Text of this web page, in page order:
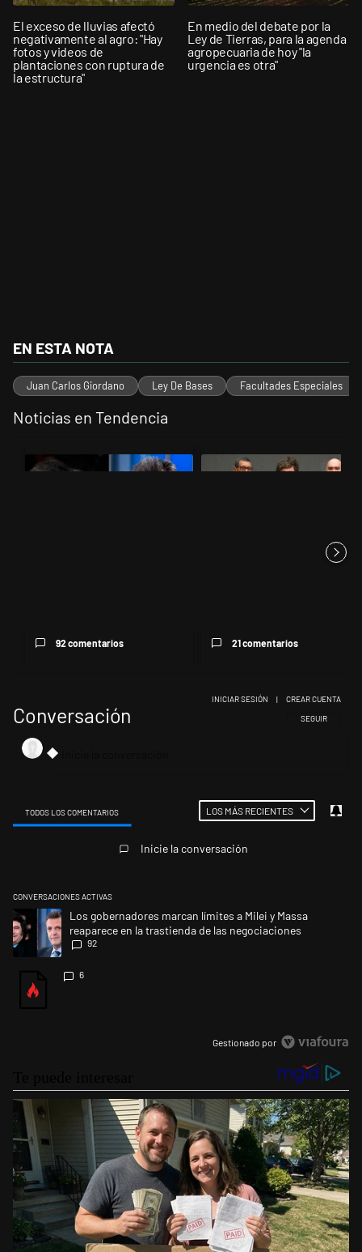
El exceso de lluvias afectó
negativamente al agro: "Hay
fotos y videos de
plantaciones con ruptura de
la estructura"
En medio del debate por la
Ley de Tierras, para la agenda
agropecuaria de hoy "la
urgencia es otra"
EN ESTA NOTA
Juan Carlos Giordano Ley De Bases Facultades Especiales
Noticias en Tendencia
Un artículo de tendencia con el título "Los gobernadores marcan
92 comentarios
Un artículo de tendencia con el
21 comentarios
Conversación SIGA ESTA
SEGUIR
INICIAR SESIÓN | CREAR CUENTA
TODOS LOS COMENTARIOS LOS MÁS RECIENTES
Inicie la conversación
CONVERSACIONES ACTIVAS
Este listado muestra los artículos con más comentarios en los últimos
Un artículo de tendencia con el título "Los gobernadores marcan
Los gobernadores marcan límites a Milei y Massa
reaparece en la trastienda de las negociaciones
92
Un artículo de tendencia con el título "" con 6 comentarios.
6
Gestionado por